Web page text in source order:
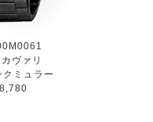
ヴァリ
ミュラー